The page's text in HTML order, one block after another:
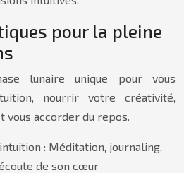
pour la pleine
lunaire unique pour vous
nourrir votre créativité,
vous accorder du repos.
: Méditation, journaling,
de son cœur